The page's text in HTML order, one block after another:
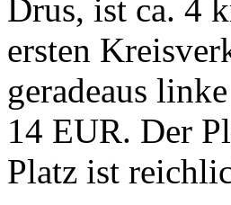
Drus, ist ca. 4
ersten
geradeaus
14 EUR. Der
Platz ist